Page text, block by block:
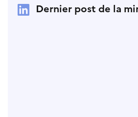
Dernier post de la